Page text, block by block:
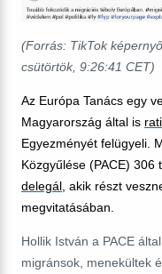
(Forrás: TikTok
‎csütörtök, ‏‎9:26:41 CET)
Az Európa Tanács egy
Magyarország által is
Egyezményét felügyeli.
Közgyűlése (PACE)
delegál , akik részt
megvitatásában.
Hollik István a PACE
migránsok, menekültek